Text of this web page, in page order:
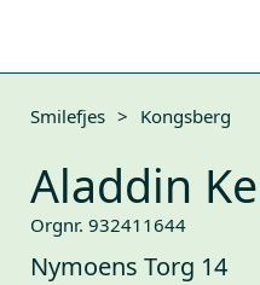
Smilefjes > Kongsberg
Aladdin
Orgnr. 932411644
Nymoens Torg 14